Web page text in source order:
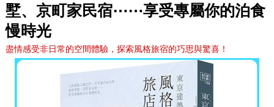
墅、京町家民宿⋯⋯享受專屬你的泊食
慢時光
盡情感受非日常的空間體驗，探索風格旅宿的巧思與驚喜！